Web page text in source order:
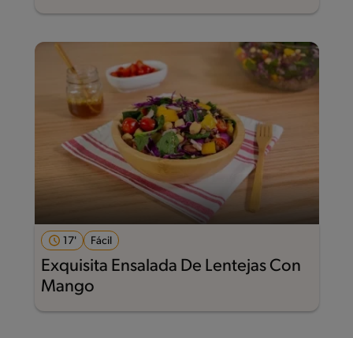
verduras
17' Fácil
Exquisita Ensalada De Lentejas Con
Mango